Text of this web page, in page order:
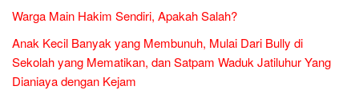
Warga Main Hakim Sendiri, Apakah Salah?
Anak Kecil Banyak yang Membunuh, Mulai Dari Bully di
Sekolah yang Mematikan, dan Satpam Waduk Jatiluhur Yang
Dianiaya dengan Kejam